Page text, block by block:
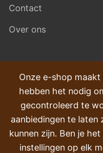
Contact
Over ons
VEEL GESTELDE
Klachten
Transport en levering
Volgorde
Onze e-shop
hebben het nodig
gecontroleerd te
aanbiedingen te laten
kunnen zijn. Ben je
instellingen op elk